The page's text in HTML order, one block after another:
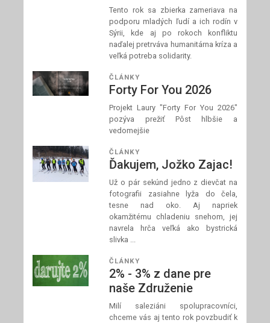
Tento rok sa zbierka zameriava na
podporu mladých ľudí a ich rodín v
Sýrii, kde aj po rokoch konfliktu
naďalej pretrváva humanitárna kríza a
veľká potreba solidarity.
ČLÁNKY
Forty For You 2026
Projekt Laury "Forty For You 2026"
pozýva prežiť Pôst hlbšie a
vedomejšie
ČLÁNKY
Ďakujem, Jožko Zajac!
Už o pár sekúnd jedno z dievčat na
fotografii zasiahne lyža do čela,
tesne nad oko. Aj napriek
okamžitému chladeniu snehom, jej
navrela hrča veľká ako bystrická
slivka ...
ČLÁNKY
2% - 3% z dane pre
naše Združenie
Milí saleziáni spolupracovníci,
chceme vás aj tento rok povzbudiť k